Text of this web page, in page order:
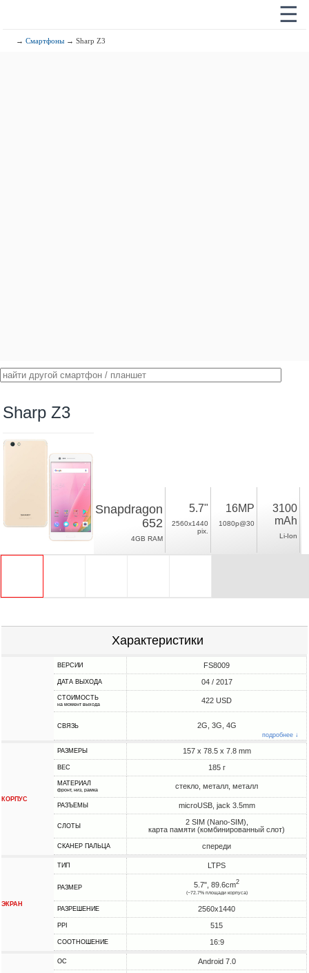
☰
→Смартфоны → Sharp Z3
Sharp Z3
Snapdragon
652
4GB RAM
5.7"
2560x1440
pix.
16MP
1080p@30
3100
mAh
Li-Ion
Характеристики
ВЕРСИИ FS8009
ДАТА ВЫХОДА 04 / 2017
СТОИМОСТЬ
на момент выхода 422 USD
СВЯЗЬ 2G, 3G, 4G
подробнее ↓
КОРПУС
РАЗМЕРЫ 157 x 78.5 x 7.8 mm
ВЕС 185 г
МАТЕРИАЛ
фронт, низ, рамка стекло, металл, металл
РАЗЪЕМЫ microUSB, jack 3.5mm
СЛОТЫ
2 SIM (Nano-SIM),
карта памяти (комбинированный слот)
СКАНЕР ПАЛЬЦА спереди
ЭКРАН
ТИП LTPS
РАЗМЕР 5.7", 89.6cm2
(~72.7% площади корпуса)
РАЗРЕШЕНИЕ 2560x1440
PPI 515
СООТНОШЕНИЕ 16:9
ОС Android 7.0